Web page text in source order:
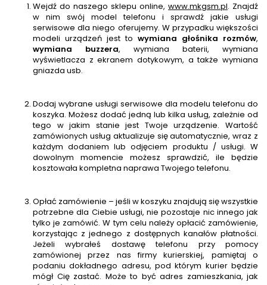
Wejdź do naszego sklepu online, www.mkgsm.pl. Znajdź
w nim swój model telefonu i sprawdź jakie usługi
serwisowe dla niego oferujemy. W przypadku większości
modeli urządzeń jest to wymiana głośnika rozmów,
wymiana buzzera, wymiana baterii, wymiana
wyświetlacza z ekranem dotykowym, a także wymiana
gniazda usb.
Dodaj wybrane usługi serwisowe dla modelu telefonu do
koszyka. Możesz dodać jedną lub kilka usług, zależnie od
tego w jakim stanie jest Twoje urządzenie. Wartość
zamówionych usług aktualizuje się automatycznie, wraz z
każdym dodaniem lub odjęciem produktu / usługi. W
dowolnym momencie możesz sprawdzić, ile będzie
kosztowała kompletna naprawa Twojego telefonu.
Opłać zamówienie – jeśli w koszyku znajdują się wszystkie
potrzebne dla Ciebie usługi, nie pozostaje nic innego jak
tylko je zamówić. W tym celu należy opłacić zamówienie,
korzystając z jednego z dostępnych kanałów płatności.
Jeżeli wybrałeś dostawę telefonu przy pomocy
zamówionej przez nas firmy kurierskiej, pamiętaj o
podaniu dokładnego adresu, pod którym kurier będzie
mógł Cię zastać. Może to być adres zamieszkania, jak